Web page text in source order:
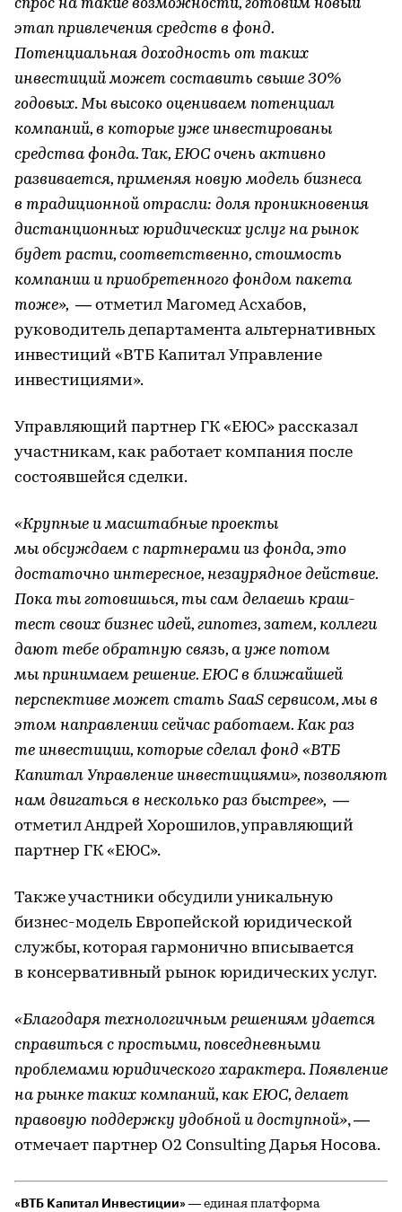
спрос на такие возможности, готовим новый
этап привлечения средств в фонд.
Потенциальная доходность от таких
инвестиций может составить свыше 30%
годовых. Мы высоко оцениваем потенциал
компаний, в которые уже инвестированы
средства фонда. Так, ЕЮС очень активно
развивается, применяя новую модель бизнеса
в традиционной отрасли: доля проникновения
дистанционных юридических услуг на рынок
будет расти, соответственно, стоимость
компании и приобретенного фондом пакета
тоже», — отметил Магомед Асхабов,
руководитель департамента альтернативных
инвестиций «ВТБ Капитал Управление
инвестициями».
Управляющий партнер ГК «ЕЮС» рассказал
участникам, как работает компания после
состоявшейся сделки.
«Крупные и масштабные проекты
мы обсуждаем с партнерами из фонда, это
достаточно интересное, незаурядное действие.
Пока ты готовишься, ты сам делаешь краш-
тест своих бизнес идей, гипотез, затем, коллеги
дают тебе обратную связь, а уже потом
мы принимаем решение. ЕЮС в ближайшей
перспективе может стать SaaS сервисом, мы в
этом направлении сейчас работаем. Как раз
те инвестиции, которые сделал фонд «ВТБ
Капитал Управление инвестициями», позволяют
нам двигаться в несколько раз быстрее», —
отметил Андрей Хорошилов, управляющий
партнер ГК «ЕЮС».
Также участники обсудили уникальную
бизнес-модель Европейской юридической
службы, которая гармонично вписывается
в консервативный рынок юридических услуг.
«Благодаря технологичным решениям удается
справиться с простыми, повседневными
проблемами юридического характера. Появление
на рынке таких компаний, как ЕЮС, делает
правовую поддержку удобной и доступной», —
отмечает партнер O2 Consulting Дарья Носова.
«ВТБ Капитал Инвестиции» — единая платформа